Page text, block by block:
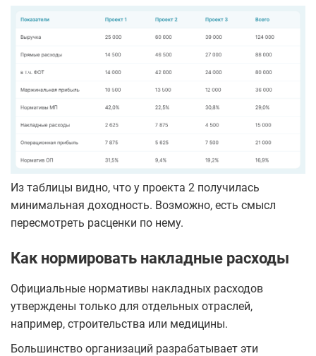
Из таблицы видно, что у проекта 2 получилась
минимальная доходность. Возможно, есть смысл
пересмотреть расценки по нему.
Как нормировать накладные расходы
Официальные нормативы накладных расходов
утверждены только для отдельных отраслей,
например, строительства или медицины.
Большинство организаций разрабатывает эти